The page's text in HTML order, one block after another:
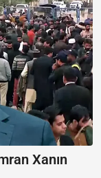
Xanın